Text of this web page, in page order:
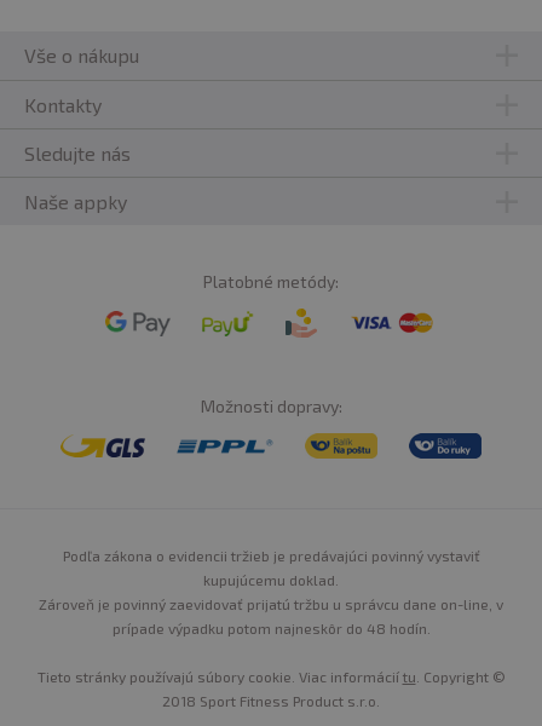
Vše o nákupu
Kontakty
Sledujte nás
Naše appky
Platobné metódy:
Možnosti dopravy:
Podľa zákona o evidencii tržieb je predávajúci povinný vystaviť
kupujúcemu doklad.
Zároveň je povinný zaevidovať prijatú tržbu u správcu dane on-line, v
prípade výpadku potom najneskôr do 48 hodín.
Tieto stránky používajú súbory cookie. Viac informácií tu . Copyright ©
2018 Sport Fitness Product s.r.o.